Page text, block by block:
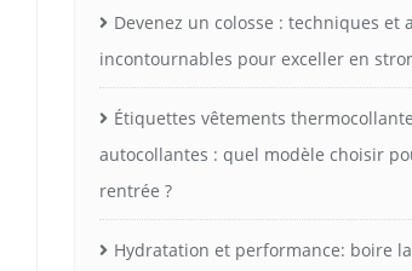
Devenez un colosse : techniques et
incontournables pour exceller en
Étiquettes vêtements
autocollantes : quel modèle choisir
rentrée ?
Hydratation et performance: boire